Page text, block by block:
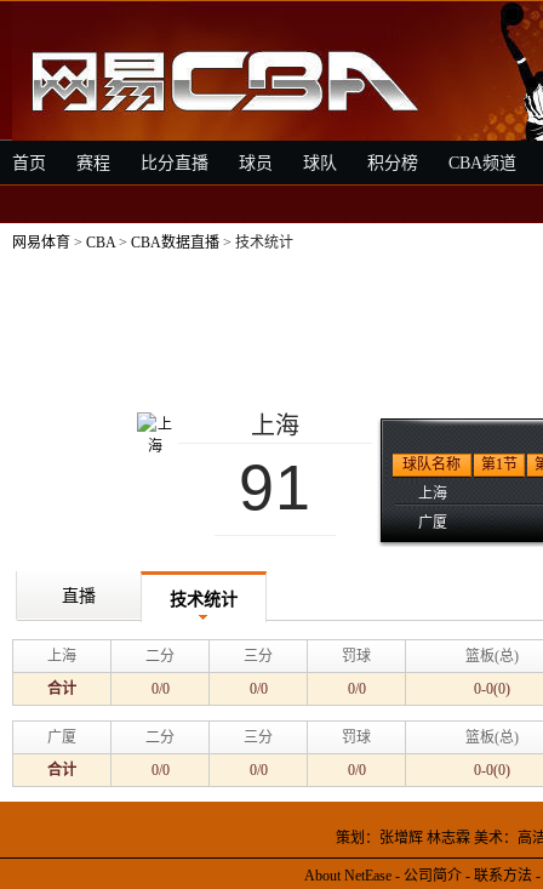
首页 赛程 比分直播 球员 球队 积分榜 CBA频道
网易体育 > CBA> CBA数据直播 > 技术统计
上海
91 球队名称 第1节
上海
广厦
直播 技术统计
上海 二分 三分 罚球
篮板(总)
合计
0/0 0/0 0/0 0-0(0)
广厦 二分 三分 罚球
篮板(总)
合计
0/0 0/0 0/0 0-0(0)
策划：张增辉 林志霖 美术：
About NetEase - 公司简介 - 联系方法 -